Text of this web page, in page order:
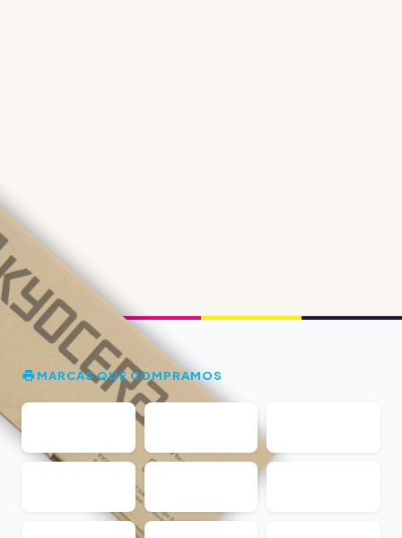
MARCAS QUE COMPRAMOS